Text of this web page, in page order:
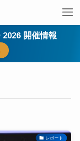
2026 開催情報
レポート